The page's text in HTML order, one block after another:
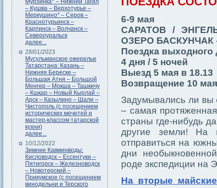
Мурзинка* – Нижний Тагил
– Кушва – Верхотурье –
Меркушино* – Серов –
Краснотурьинск –
Карпинск – Волчанск –
Североуральск
далее...
28/01/2023
Мусульманское ожерелье
Татарстана: Казань –
Нижняя Береске –
Большая Атня – Большой
Менгер – Мокша – Ташкичу
– Кшкар – Новый Кырлай –
Арск – Казылино – Шали –
Чистополь (с посещением
исторических мечетей и
мастер-классом татарской
кухни)
далее...
10/12/2022
Зимние Кавминводы:
Кисловодск – Ессентуки –
Пятигорск – Железноводск
– Новотерский –
Прикумское (с посещением
винодельни и Терского
6-9 мая
САРАТОВ /
ОЗЕРО БАСКУНЧАК
Поездка выходного
4 дня / 5 ночей
Выезд 5 мая в 18.13
Возвращение 10
Задумывались ли вы
– самая
страны где-нибудь
другие земли! На
отправиться на
дни
роде экспедиции на
На вторые